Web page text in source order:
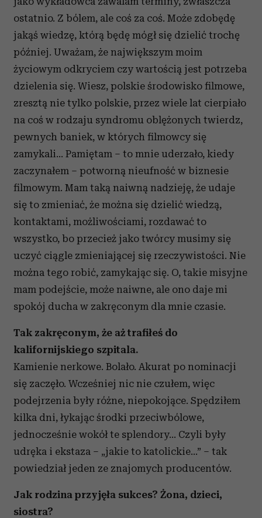
ostatnio. Z bólem, ale coś za coś. Może zdobędę
jakąś wiedzę, którą będę mógł się dzielić trochę
później. Uważam, że największym moim
życiowym odkryciem czy wartością jest potrzeba
dzielenia się. Wiesz, polskie środowisko filmowe,
zresztą nie tylko polskie, przez wiele lat cierpiało
na coś w rodzaju syndromu oblężonych twierdz,
pewnych baniek, w których filmowcy się
zamykali… Pamiętam – to mnie uderzało, kiedy
zaczynałem – potworną nieufność w biznesie
filmowym. Mam taką naiwną nadzieję, że udaje
się to zmieniać, że można się dzielić wiedzą,
kontaktami, możliwościami, rozdawać to
wszystko, bo przecież jako twórcy musimy się
uczyć ciągle zmieniającej się rzeczywistości. Nie
można tego robić, zamykając się. O, takie misyjne
mam podejście, może naiwne, ale ono daje mi
spokój ducha w zakręconym dla mnie czasie.
Tak zakręconym, że aż trafiłeś do
kalifornijskiego szpitala.
Kamienie nerkowe. Bolało. Akurat po nominacji
się zaczęło. Wcześniej nic nie czułem, więc
podejrzenia były różne, niepokojące. Spędziłem
kilka dni, łykając środki przeciwbólowe,
jednocześnie wokół te splendory… Czyli były
udręka i ekstaza – „jakie to katolickie…” – tak
powiedział jeden ze znajomych producentów.
Jak rodzina przyjęła sukces? Żona, dzieci,
siostra?